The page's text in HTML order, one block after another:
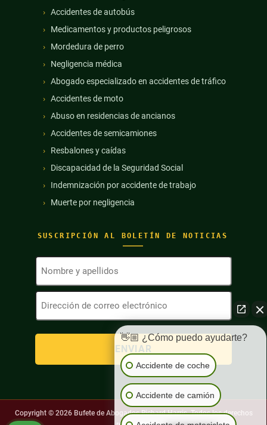
SUSCRIPCIÓN AL BOLETÍN DE NOTICIAS
Nombre
apellidos
Dirección
de
correo
(Obligatorio)
Accidentes de autobús
Medicamentos y productos peligrosos
Mordedura de perro
Negligencia médica
Abogado especializado en accidentes de tráfico
Accidentes de moto
Abuso en residencias de ancianos
Accidentes de semicamiones
Resbalones y caídas
Discapacidad de la Seguridad Social
Indemnización por accidente de trabajo
Muerte por negligencia
Copyright © 2026Bufete de Abogados Richard Harris. Todos los derechos
👋🏼 ¿Cómo puedo ayudarte?
Accidente de coche
Accidente de camión